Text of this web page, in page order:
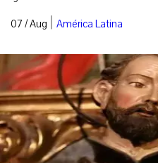
07 / Aug | América Latina